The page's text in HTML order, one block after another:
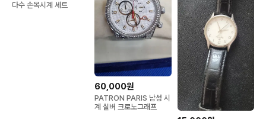
다수 손목시계 세트
60,000원
PATRON PARIS 남성 시
계 실버 크로노그래프